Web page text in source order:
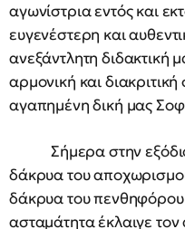
αγωνίστρια εντός και
ευγενέστερη και
ανεξάντλητη διδακτική
αρμονική και
αγαπημένη δική μας
Σήμερα στην εξόδιο
δάκρυα του
δάκρυα του
ασταμάτητα έκλαιγε